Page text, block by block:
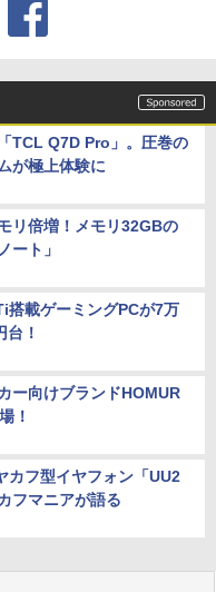
TCL Q7D Pro」。圧巻の
が極上体験に
リ倍増！メモリ32GBの
ート」
搭載ゲーミングPCが7万
！
ー向けブランドHOMUR
！
カフ型イヤフォン「UU2
フマニアが語る